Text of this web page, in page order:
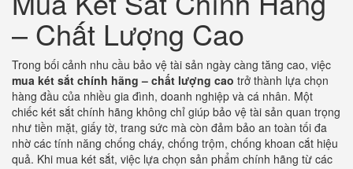
– Chất Lượng Cao
Trong bối cảnh nhu cầu bảo vệ tài sản ngày càng tăng cao, việc
mua két sắt chính hãng – chất lượng cao trở thành lựa chọn
hàng đầu của nhiều gia đình, doanh nghiệp và cá nhân. Một
chiếc két sắt chính hãng không chỉ giúp bảo vệ tài sản quan trọng
như tiền mặt, giấy tờ, trang sức mà còn đảm bảo an toàn tối đa
nhờ các tính năng chống cháy, chống trộm, chống khoan cắt hiệu
quả. Khi mua két sắt, việc lựa chọn sản phẩm chính hãng từ các